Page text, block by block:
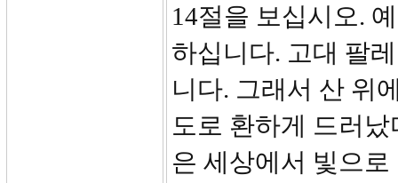
14절을 보십시오.
하십니다. 고대 팔
니다. 그래서 산 위
도로 환하게 드러
은 세상에서 빛으